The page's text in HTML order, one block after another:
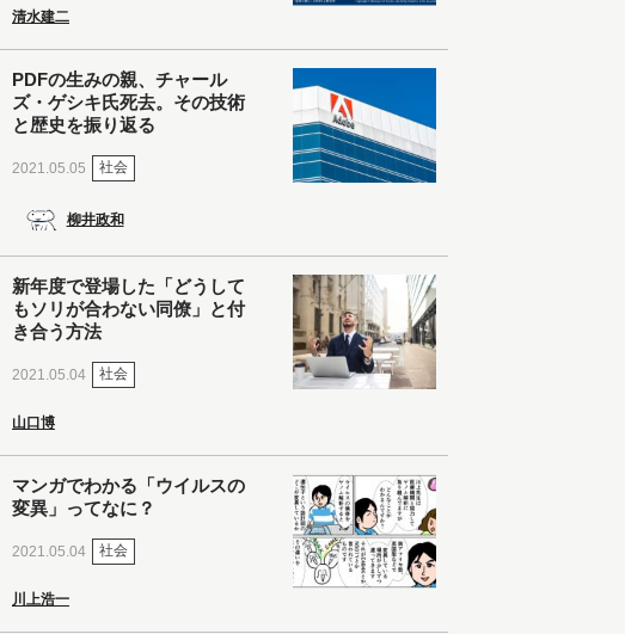
清水建二
PDFの生みの親、チャール
ズ・ゲシキ氏死去。その技術
と歴史を振り返る
2021.05.05 社会
柳井政和
新年度で登場した「どうして
もソリが合わない同僚」と付
き合う方法
2021.05.04 社会
山口博
マンガでわかる「ウイルスの
変異」ってなに？
2021.05.04 社会
川上浩一